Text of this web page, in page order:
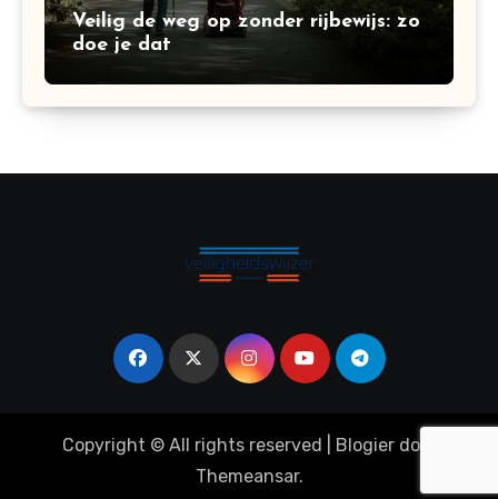
Veilig de weg op zonder rijbewijs: zo
doe je dat
Copyright © All rights reserved Blogierdoor
Themeansar.